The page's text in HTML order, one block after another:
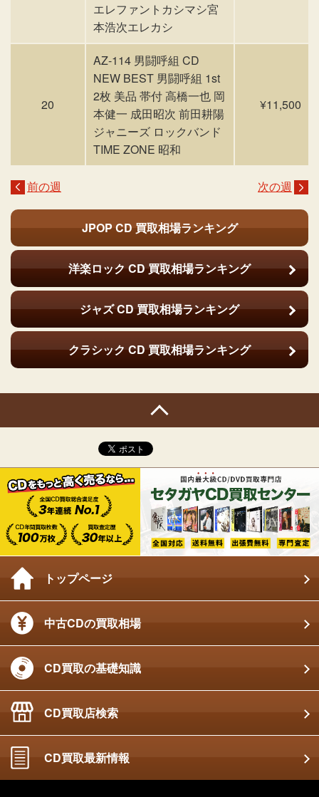
エレファントカシマシ宮
本浩次エレカシ
20
AZ-114 男闘呼組 CD
NEW BEST 男闘呼組 1st
2枚 美品 帯付 高橋一也 岡
本健一 成田昭次 前田耕陽
ジャニーズ ロックバンド
TIME ZONE 昭和
¥11,500
前の週 次の週
JPOP CD 買取相場ランキング
洋楽ロック CD買取相場ランキング
ジャズ CD買取相場ランキング
クラシック CD買取相場ランキング
トップページ
中古CDの買取相場
CD買取の基礎知識
CD買取店検索
CD買取最新情報